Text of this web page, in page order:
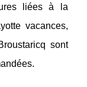
liées à la
vacances,
sont